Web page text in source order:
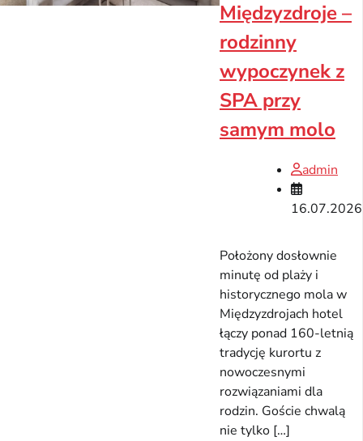
Międzyzdroje –
rodzinny
wypoczynek z
SPA przy
samym molo
admin
16.07.2026
Położony dosłownie
minutę od plaży i
historycznego mola w
Międzyzdrojach hotel
łączy ponad 160-letnią
tradycję kurortu z
nowoczesnymi
rozwiązaniami dla
rodzin. Goście chwalą
nie tylko […]